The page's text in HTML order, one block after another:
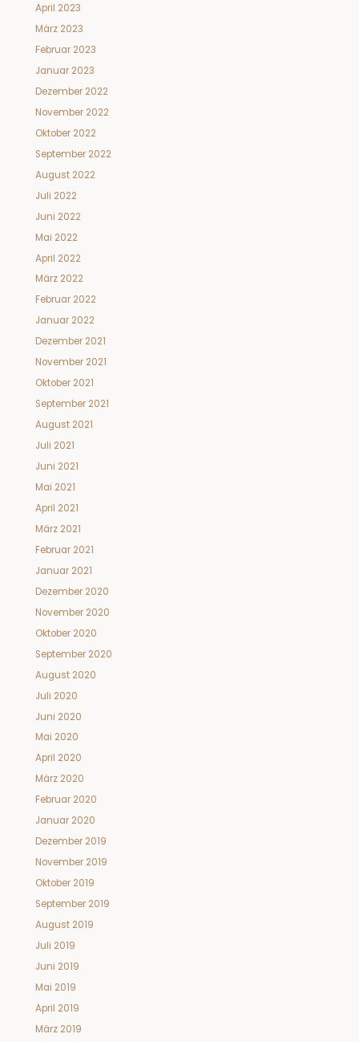
April 2023
März 2023
Februar 2023
Januar 2023
Dezember 2022
November 2022
Oktober 2022
September 2022
August 2022
Juli 2022
Juni 2022
Mai 2022
April 2022
März 2022
Februar 2022
Januar 2022
Dezember 2021
November 2021
Oktober 2021
September 2021
August 2021
Juli 2021
Juni 2021
Mai 2021
April 2021
März 2021
Februar 2021
Januar 2021
Dezember 2020
November 2020
Oktober 2020
September 2020
August 2020
Juli 2020
Juni 2020
Mai 2020
April 2020
März 2020
Februar 2020
Januar 2020
Dezember 2019
November 2019
Oktober 2019
September 2019
August 2019
Juli 2019
Juni 2019
Mai 2019
April 2019
März 2019